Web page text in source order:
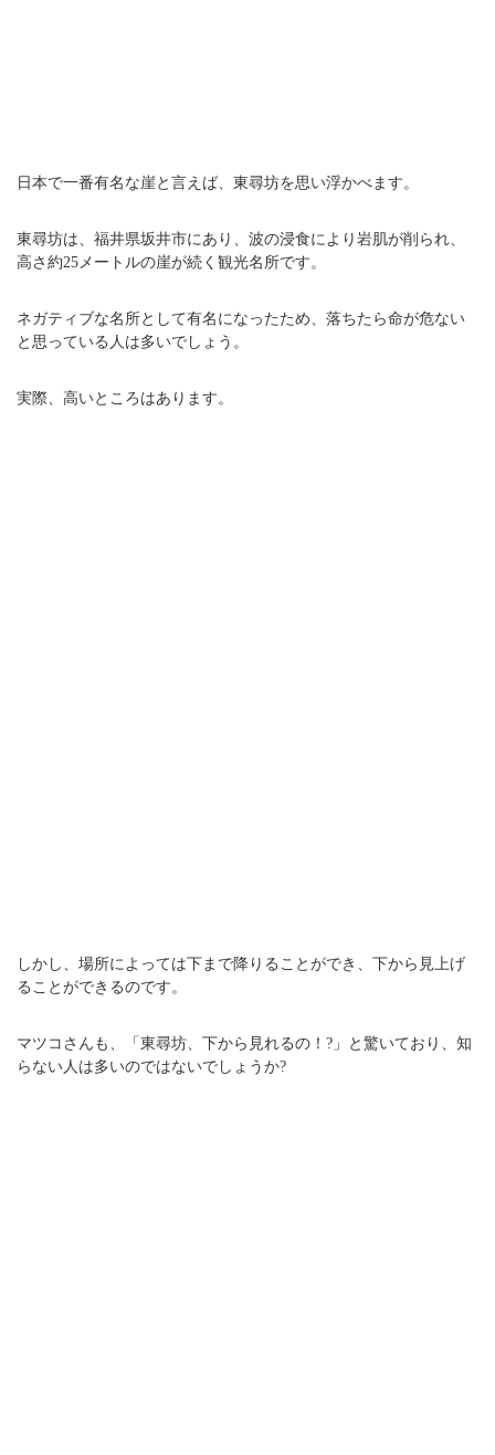
日本で一番有名な崖と言えば、東尋坊を思い浮かべます。
東尋坊は、福井県坂井市にあり、波の浸食により岩肌が削られ、
高さ約25メートルの崖が続く観光名所です。
ネガティブな名所として有名になったため、落ちたら命が危ない
と思っている人は多いでしょう。
実際、高いところはあります。
しかし、場所によっては下まで降りることができ、下から見上げ
ることができるのです。
マツコさんも、「東尋坊、下から見れるの！?」と驚いており、知
らない人は多いのではないでしょうか?